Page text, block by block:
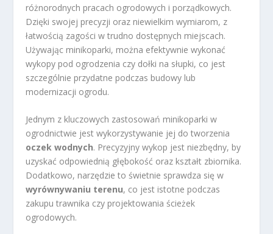
różnorodnych pracach ogrodowych i porządkowych.
Dzięki swojej precyzji oraz niewielkim wymiarom, z
łatwością zagości w trudno dostępnych miejscach.
Używając minikoparki, można efektywnie wykonać
wykopy pod ogrodzenia czy dołki na słupki, co jest
szczególnie przydatne podczas budowy lub
modernizacji ogrodu.
Jednym z kluczowych zastosowań minikoparki w
ogrodnictwie jest wykorzystywanie jej do tworzenia
oczek wodnych. Precyzyjny wykop jest niezbędny, by
uzyskać odpowiednią głębokość oraz kształt zbiornika.
Dodatkowo, narzędzie to świetnie sprawdza się w
wyrównywaniu terenu, co jest istotne podczas
zakupu trawnika czy projektowania ścieżek
ogrodowych.